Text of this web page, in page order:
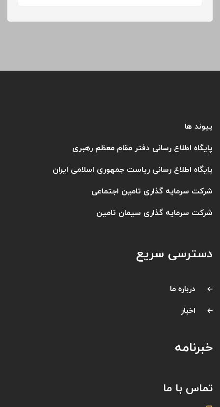
پیوند ها
پایگاه اطلاع رسانی دفتر مقام معظم رهبری
پایگاه اطلاع رسانی ریاست جمهوری اسلامی ایران
شرکت سرمایه گذاری تامین اجتماعی
شرکت سرمایه گذاری سیمان تامین
دسترسی سریع
درباره ما
اخبار
خبرنامه
تماس با ما